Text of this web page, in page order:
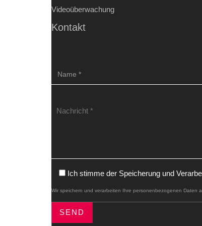
Videoüberwachung
Kontakt
Ich stimme der Speicherung und
Wir speichern und verarbeiten Ihre personenbezogenen Daten